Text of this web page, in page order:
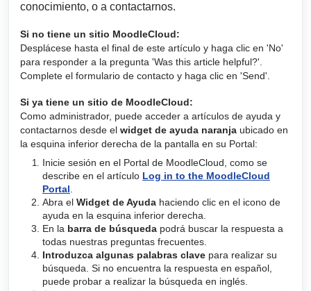
conocimiento, o a contactarnos.
Si no tiene un sitio MoodleCloud:
Desplácese hasta el final de este artículo y haga clic en 'No'
para responder a la pregunta 'Was this article helpful?'.
Complete el formulario de contacto y haga clic en 'Send'.
Si ya tiene un sitio de MoodleCloud:
Como administrador, puede acceder a artículos de ayuda y
contactarnos desde el widget de ayuda naranja ubicado en
la esquina inferior derecha de la pantalla en su Portal:
Inicie sesión en el Portal de MoodleCloud, como se
describe en el artículo Log in to the MoodleCloud
Portal
Abra el Widget de Ayuda haciendo clic en el icono de
ayuda en la esquina inferior derecha.
En la barra de búsqueda podrá buscar la respuesta a
todas nuestras preguntas frecuentes.
Introduzca algunas palabras clave para realizar su
búsqueda. Si no encuentra la respuesta en español,
puede probar a realizar la búsqueda en inglés.